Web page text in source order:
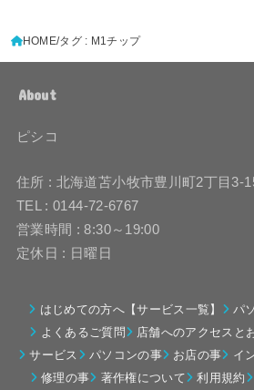
HOME タグ : M1チップ
About
ピシコ
住所 : 北海道苫小牧市豊川町2丁目3-
TEL : 0144-72-6767
営業時間 : 8:30～19:00
定休日 : 日曜日
はじめての方へ【サービス一覧】 パ
よくあるご質問
店舗へのアクセスと
サービス
パソコンの事 お店の事 イ
修理の事
著作権について 利用規約